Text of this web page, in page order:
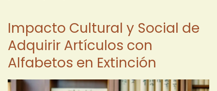
Impacto Cultural y Social de
Adquirir Artículos con
Alfabetos en Extinción